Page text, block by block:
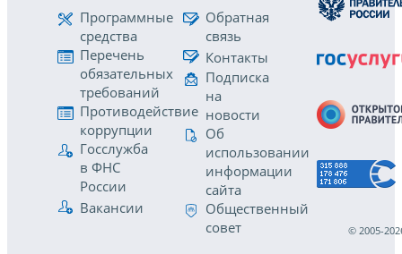
Программные
средства
Перечень
обязательных
требований
Противодействие
коррупции
Госслужба
в ФНС
России
Вакансии
Обратная
связь
Контакты
Подписка
на
новости
Об
использовании
информации
сайта
Общественный
совет
© 2005-